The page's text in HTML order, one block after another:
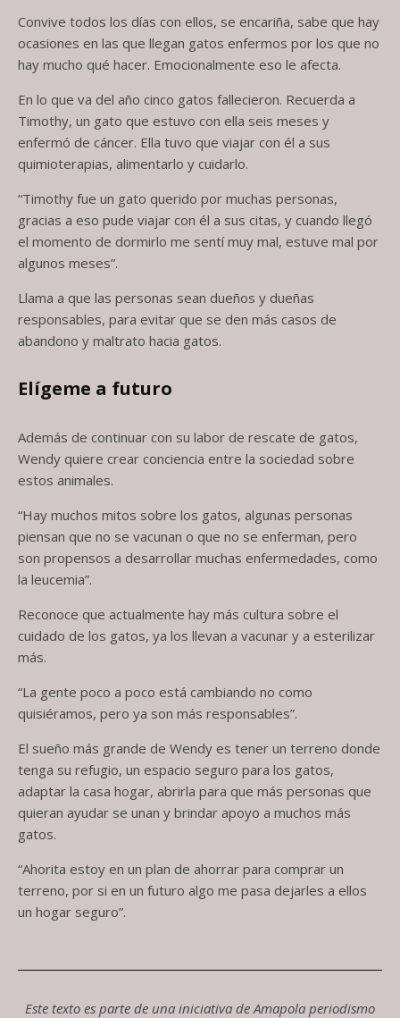
Convive todos los días con ellos, se encariña, sabe que hay
ocasiones en las que llegan gatos enfermos por los que no
hay mucho qué hacer. Emocionalmente eso le afecta.
En lo que va del año cinco gatos fallecieron. Recuerda a
Timothy, un gato que estuvo con ella seis meses y
enfermó de cáncer. Ella tuvo que viajar con él a sus
quimioterapias, alimentarlo y cuidarlo.
“Timothy fue un gato querido por muchas personas,
gracias a eso pude viajar con él a sus citas, y cuando llegó
el momento de dormirlo me sentí muy mal, estuve mal por
algunos meses”.
Llama a que las personas sean dueños y dueñas
responsables, para evitar que se den más casos de
abandono y maltrato hacia gatos.
Elígeme a futuro
Además de continuar con su labor de rescate de gatos,
Wendy quiere crear conciencia entre la sociedad sobre
estos animales.
“Hay muchos mitos sobre los gatos, algunas personas
piensan que no se vacunan o que no se enferman, pero
son propensos a desarrollar muchas enfermedades, como
la leucemia”.
Reconoce que actualmente hay más cultura sobre el
cuidado de los gatos, ya los llevan a vacunar y a esterilizar
más.
“La gente poco a poco está cambiando no como
quisiéramos, pero ya son más responsables”.
El sueño más grande de Wendy es tener un terreno donde
tenga su refugio, un espacio seguro para los gatos,
adaptar la casa hogar, abrirla para que más personas que
quieran ayudar se unan y brindar apoyo a muchos más
gatos.
“Ahorita estoy en un plan de ahorrar para comprar un
terreno, por si en un futuro algo me pasa dejarles a ellos
un hogar seguro”.
Este texto es parte de una iniciativa de Amapola periodismo